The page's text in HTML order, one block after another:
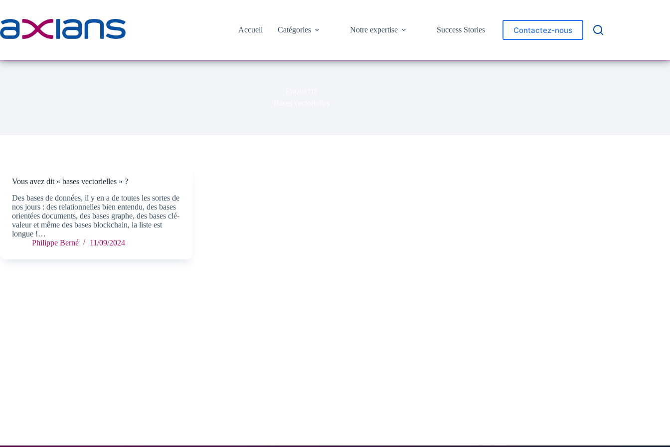
contenu
Accueil
Catégories Notre expertise Success Stories Contactez-nous
Vous avez dit « bases vectorielles » ?
Des bases de données, il y en a de toutes les sortes de
nos jours : des relationnelles bien entendu, des bases
orientées documents, des bases graphe, des bases clé-
valeur et même des bases blockchain, la liste est
longue !…
Philippe Berné
11/09/2024